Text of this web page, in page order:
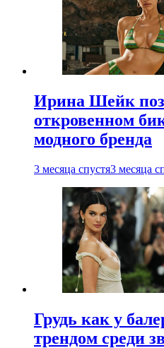
Ирина Шейк
откровенном
модного бренда
3 месяца спустя3 месяца
Грудь как у
трендом среди